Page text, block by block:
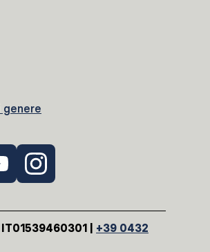
| +39 0432